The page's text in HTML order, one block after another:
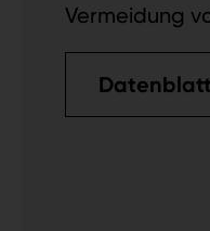
Vermeidung
Datenblatt